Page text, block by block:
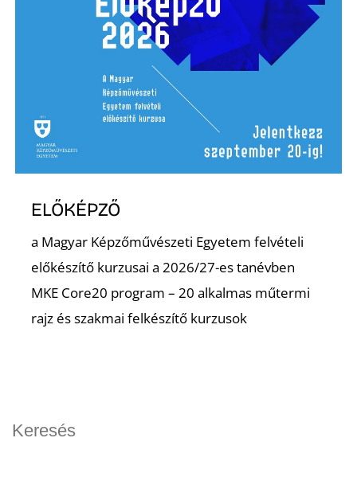
ELŐKÉPZŐ
a Magyar Képzőművészeti Egyetem felvételi
előkészítő kurzusai a 2026/27-es tanévben
MKE Core20 program – 20 alkalmas műtermi
rajz és szakmai felkészítő kurzusok